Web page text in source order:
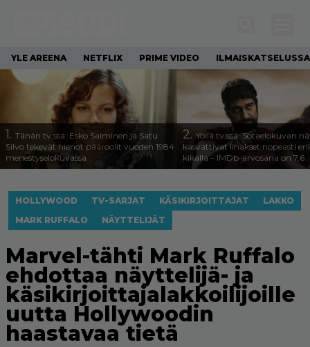
YLE AREENA NETFLIX PRIME VIDEO ILMAISKATSELUSSA
1. Tänän tv:ssä: Esko Salminen ja Satu
Silvo tekevät hienot pääroolit vuoden 1984
menestyselokuvassa
2. Yöllä tv:ssä: Sotaelokuvan
kasvattivat lihakset nopeasti
kikalla – IMDb-arvosana on 7,6
HOLLYWOOD TV-SARJAT KÄSIKIRJOITTAJAT
LAKKO
MARK RUFFALO
NÄYTTELIJÄT
Marvel-tähti Mark Ruffalo
ehdottaa näyttelijä- ja
käsikirjoittajalakkoilijoille
uutta Hollywoodin
haastavaa tietä